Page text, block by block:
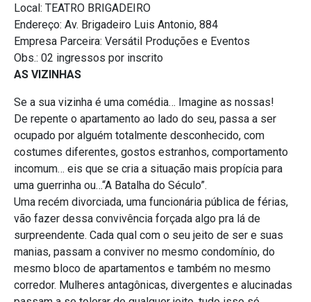
Local: TEATRO BRIGADEIRO
Endereço: Av. Brigadeiro Luis Antonio, 884
Empresa Parceira: Versátil Produções e Eventos
Obs.: 02 ingressos por inscrito
AS VIZINHAS
Se a sua vizinha é uma comédia… Imagine as nossas!
De repente o apartamento ao lado do seu, passa a ser
ocupado por alguém totalmente desconhecido, com
costumes diferentes, gostos estranhos, comportamento
incomum… eis que se cria a situação mais propícia para
uma guerrinha ou…“A Batalha do Século”.
Uma recém divorciada, uma funcionária pública de férias,
vão fazer dessa convivência forçada algo pra lá de
surpreendente. Cada qual com o seu jeito de ser e suas
manias, passam a conviver no mesmo condomínio, do
mesmo bloco de apartamentos e também no mesmo
corredor. Mulheres antagônicas, divergentes e alucinadas